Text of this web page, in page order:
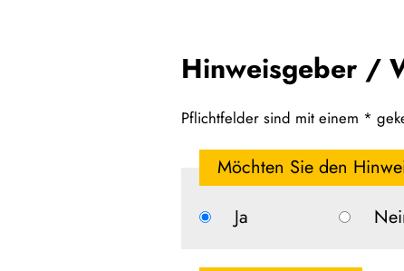
Hinweisgeber /
Pflichtfelder sind mit einem *
Möchten Sie den
Ja